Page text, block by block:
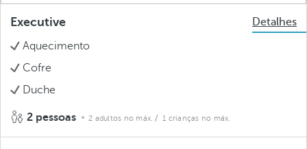
Executive
Detalhes
Aquecimento
Cofre
Duche
2 pessoas 2 adultos no máx. / 1 crianças no máx.